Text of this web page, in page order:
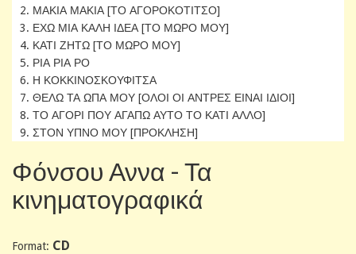
2. ΜΑΚΙΑ ΜΑΚΙΑ [ΤΟ ΑΓΟΡΟΚΟΤΙΤΣΟ]
3. ΕΧΩ ΜΙΑ ΚΑΛΗ ΙΔΕΑ [ΤΟ ΜΩΡΟ ΜΟΥ]
4. ΚΑΤΙ ΖΗΤΩ [ΤΟ ΜΩΡΟ ΜΟΥ]
5. ΡΙΑ ΡΙΑ ΡΟ
6. Η ΚΟΚΚΙΝΟΣΚΟΥΦΙΤΣΑ
7. ΘΕΛΩ ΤΑ ΩΠΑ ΜΟΥ [ΟΛΟΙ ΟΙ ΑΝΤΡΕΣ ΕΙΝΑΙ ΙΔΙΟΙ]
8. ΤΟ ΑΓΟΡΙ ΠΟΥ ΑΓΑΠΩ ΑΥΤΟ ΤΟ ΚΑΤΙ ΑΛΛΟ]
9. ΣΤΟΝ ΥΠΝΟ ΜΟΥ [ΠΡΟΚΛΗΣΗ]
Φόνσου Αννα - Τα
κινηματογραφικά
Format: CD